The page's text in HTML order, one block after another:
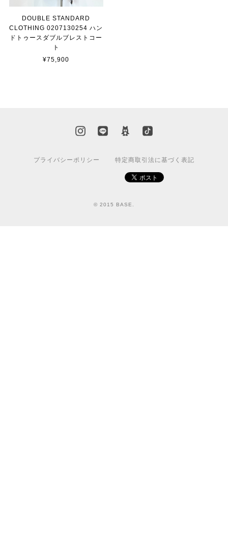
DOUBLE STANDARD
CLOTHING 0207130254 ハン
ドトゥースダブルブレストコー
ト
¥75,900
プライバシーポリシー 特定商取引法に基づく表記
© 2015 BASE.